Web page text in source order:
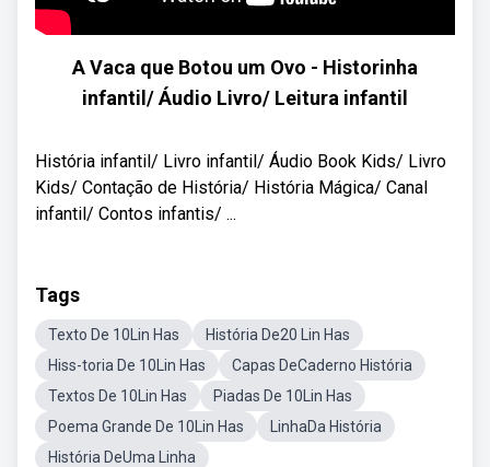
A Vaca que Botou um Ovo - Historinha
infantil/ Áudio Livro/ Leitura infantil
História infantil/ Livro infantil/ Áudio Book Kids/ Livro
Kids/ Contação de História/ História Mágica/ Canal
infantil/ Contos infantis/ ...
Tags
Texto De 10Lin Has
História De20 Lin Has
Hiss-toria De 10Lin Has
Capas DeCaderno História
Textos De 10Lin Has
Piadas De 10Lin Has
Poema Grande De 10Lin Has
LinhaDa História
História DeUma Linha